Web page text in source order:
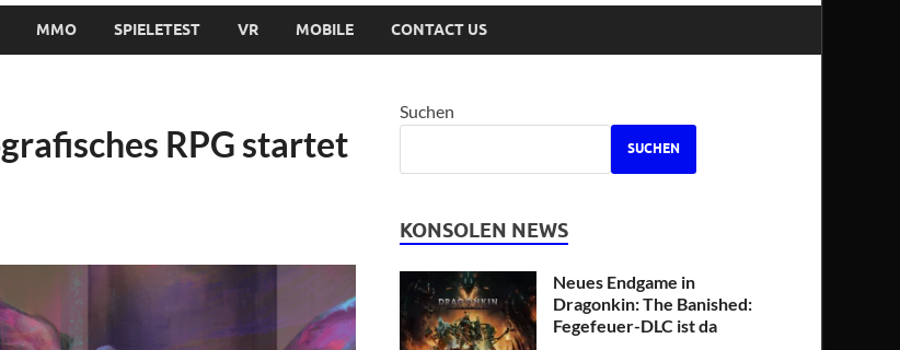
MMO SPIELETEST VR MOBILE CONTACT US
RPG startet
Suchen
SUCHEN
KONSOLEN NEWS
Neues Endgame in
Dragonkin: The Banished:
Fegefeuer-DLC ist da